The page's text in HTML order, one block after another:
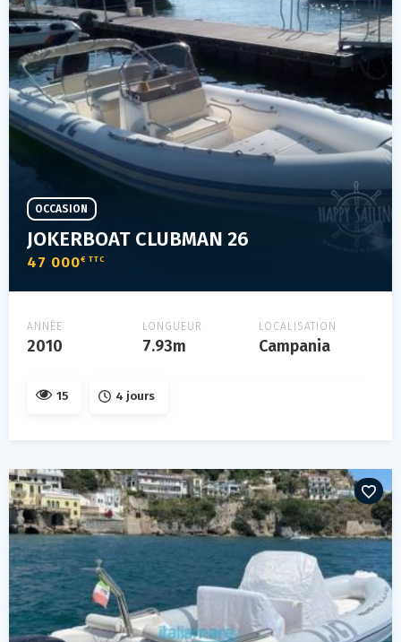
JOKERBOAT CLUBMAN 26
47 000€ TTC
OCCASION
ANNÉE
2010
LONGUEUR
7.93m
LOCALISATION
Campania
15 4 jours